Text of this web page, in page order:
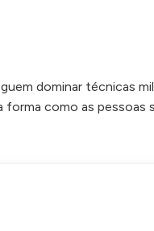
dominar técnicas
como as pessoas